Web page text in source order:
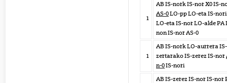
1
AB IS-nork IS-nor X0 IS-
AS-0LO-pp LO-eta IS-nori
LO-eta IS-nor LO-alde PA
non IS-nor AS-0
1
AB IS-nork LO-aurrera IS-
zertarako IS-zerez IS-nor
n-0IS-nori
AB IS-zerez IS-nor IS-nor